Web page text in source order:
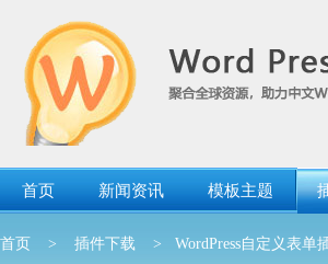
首页 新闻资讯 模板主题
首页 > 插件下载 > WordPress自定义表单